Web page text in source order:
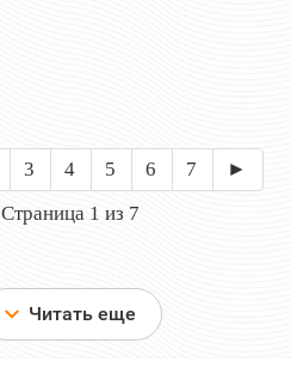
3 4 5 6 7
►
Страница 1 из 7
Читать еще